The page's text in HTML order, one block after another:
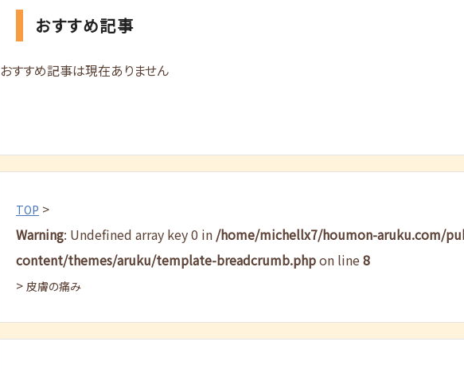
おすすめ記事
おすすめ記事は現在ありません
TOP >
Warning: Undefined array key 0 in /home/michellx7/houmon-aruku.com/
content/themes/aruku/template-breadcrumb.phpon line8
> 皮膚の痛み